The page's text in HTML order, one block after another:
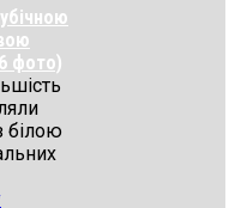
фото)
білою